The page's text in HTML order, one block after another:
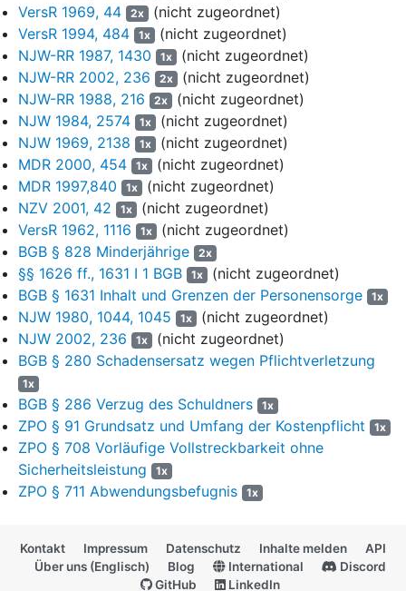
Der Kläger verkaufte den Wagen unrepariert kurz nach
dem Vorfall an den Zeugen K..
Der Kläger ist der Ansicht, dass ihm gegen die Beklagten
ein Schadensersatzanspruch zustehe, weil diese ihre
elterliche Aufsichtspflicht verletzt hätten. Er meint, dass einem
sechs Jahre alten Kind die nötige Einsichtsfähigkeit fehle, um
allein gewissenhaft und zuverlässig Fahrrad zu fahren, ohne
Unfälle zu verursachen.
Der Kläger behauptet , dass durch den Zusammenstoß
mit dem Fahrrad eine Beule am Rückwandblech
verursacht worden sei. Ferner hätten Nummernschild und
Markenemblem Schäden erlitten. Zur Beseitigung des
Schadens sei es notwendig, das Rückwandblech und den
Quertreiber, das Außenblech der Rückwandklappe sowie das
Beschädigung einen Wiederbeschaffungswert von 1.725,00 €
gehabt. Der Wagen sei von dem Kläger für einen Restwert
ca. 600,00 € verkauft worden, sodass bei einer Abrechnung
auf Totalschadenbasis ein Schaden in Höhe von 1.145,00 €
inklusive einer Auslagenpauschale von 20,00 € entstanden
11
In der mündlichen Verhandlung vom 30.06.2005 ist gegen
VersR 1969, 44
2x (nicht zugeordnet)
VersR 1994, 484
1x (nicht zugeordnet)
NJW-RR 1987, 1430
1x (nicht zugeordnet)
NJW-RR 2002, 236
2x (nicht zugeordnet)
NJW-RR 1988, 216
2x (nicht zugeordnet)
NJW 1984, 2574
1x (nicht zugeordnet)
NJW 1969, 2138
1x (nicht zugeordnet)
MDR 2000, 454
1x (nicht zugeordnet)
MDR 1997,840
1x (nicht zugeordnet)
NZV 2001, 42
1x (nicht zugeordnet)
VersR 1962, 1116
1x (nicht zugeordnet)
BGB § 828 Minderjährige
2x
§§ 1626 ff., 1631 I 1 BGB 1x (nicht zugeordnet)
BGB § 1631 Inhalt und Grenzen der Personensorge
1x
NJW 1980, 1044, 1045 1x (nicht zugeordnet)
NJW 2002, 236
1x (nicht zugeordnet)
BGB § 280 Schadensersatz wegen Pflichtverletzung
1x
BGB § 286 Verzug des Schuldners 1x
ZPO § 91 Grundsatz und Umfang der Kostenpflicht 1x
ZPO § 708 Vorläufige Vollstreckbarkeit ohne
Sicherheitsleistung
1x
ZPO § 711 Abwendungsbefugnis 1x
Kontakt Impressum Datenschutz Inhalte melden
API
Über uns (Englisch)
Blog International
Discord
GitHub
LinkedIn